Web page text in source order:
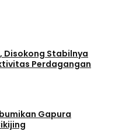
Disokong Stabilnya
Perdagangan
Gapura